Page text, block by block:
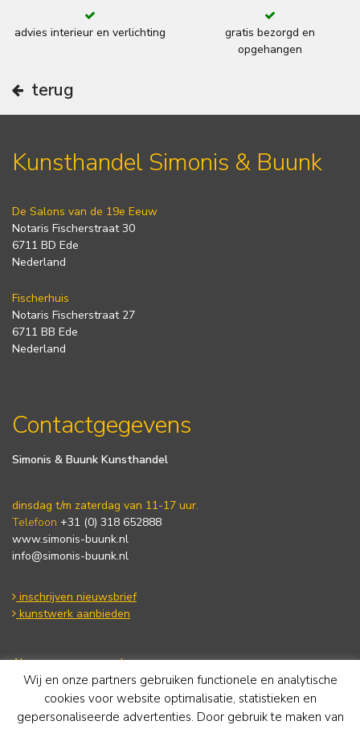
advies interieur en verlichting
gratis bezorgd en
opgehangen
terug
Kunsthandel Simonis & Buunk
De Salons van de 19e Eeuw
Notaris Fischerstraat 30
6711 BD Ede
Nederland
Fischerhuis
Notaris Fischerstraat 27
6711 BB Ede
Nederland
Contactgegevens
Simonis & Buunk Kunsthandel
dinsdag t/m zaterdag van 11-17 uur.
Telefoon +31 (0) 318 652888
www.simonis-buunk.nl
info@simonis-buunk.nl
inschrijven nieuwsbrief
kunstwerk aanbieden
Algemene voorwaarden
Privacy statement
Cookie Policy
Disclaimer
Wij en onze partners gebruiken functionele en analytische
cookies voor website optimalisatie, statistieken en
gepersonaliseerde advertenties. Door gebruik te maken van